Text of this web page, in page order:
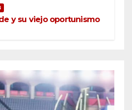
y su viejo oportunismo